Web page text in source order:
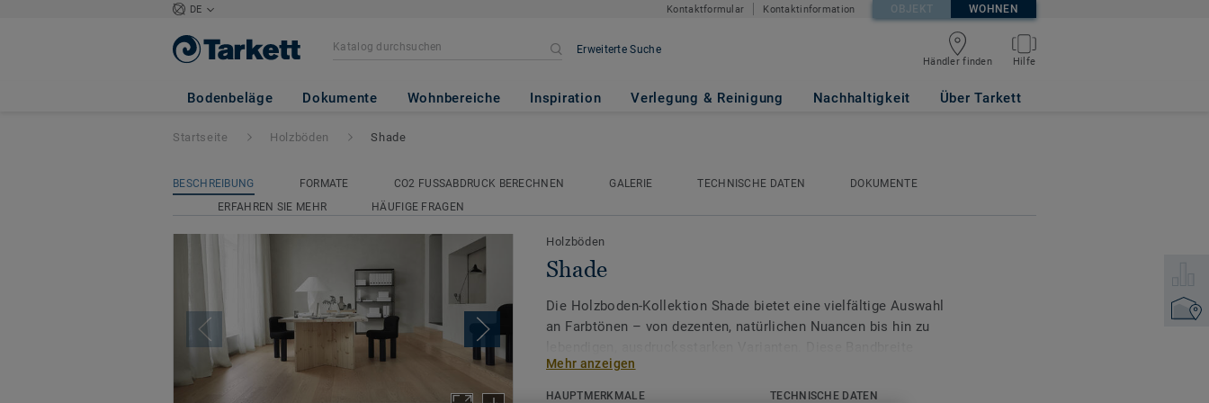
DE Kontaktformular Kontaktinformation OBJEKT WOHNEN
Erweiterte Suche
Händler finden Hilfe
Bodenbeläge Dokumente Wohnbereiche Inspiration Verlegung & Reinigung Nachhaltigkeit Über Tarkett
Shade
Startseite Holzböden Shade
BESCHREIBUNG FORMATE CO2 FUSSABDRUCK BERECHNEN GALERIE TECHNISCHE DATEN
DOKUMENTE
ERFAHREN SIE MEHR
HÄUFIGE FRAGEN
Holzböden
Shade
Die Holzboden-Kollektion Shade bietet eine vielfältige Auswahl
an Farbtönen – von dezenten, natürlichen Nuancen bis hin zu
ermöglicht es, den gewünschten Stil für jedes Interieur mühelos
umzusetzen. Ob zurückhaltend oder auffallend: Shade schafft
Mehr anzeigen
HAUPTMERKMALE
TECHNISCHE DATEN